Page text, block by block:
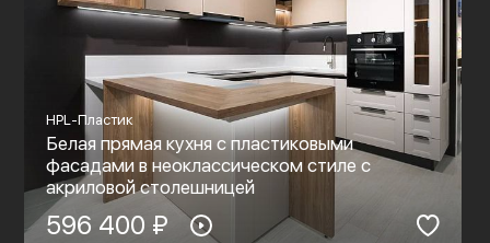
HPL-Пластик
Белая прямая кухня с пластиковыми
фасадами в неоклассическом стиле c
акриловой столешницей
596 400 ₽